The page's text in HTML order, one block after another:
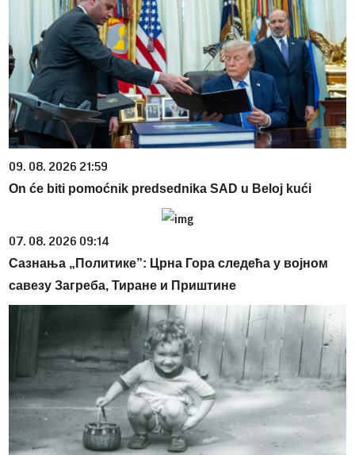
09. 08. 2026 21:59
On će biti pomoćnik predsednika SAD u Beloj kući
07. 08. 2026 09:14
Сазнања „Политике”: Црна Гора следећа у војном
савезу Загреба, Тиране и Приштине